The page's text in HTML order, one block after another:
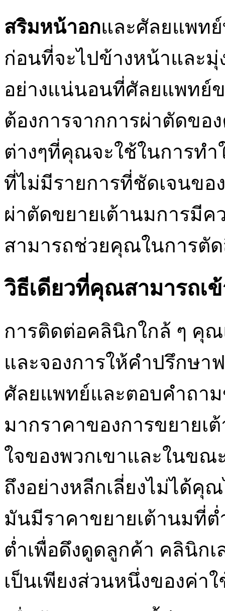
สริมหน้าอกและศัลยแพท
ก่อนที่จะไปข้างหน้าและ
อย่างแน่นอนที่ศัลยแพทย์
ต้องการจากการผ่าตัดข
ต่างๆที่คุณจะใช้ในการท
ที่ไม่มีรายการที่ชัดเจนขอ
ผ่าตัดขยายเต้านมการมีค
สามารถช่วยคุณในการตั
วิธีเดียวที่คุณสามารถเ
การติดต่อคลินิกใกล้ ๆ คุ
และจองการให้คำปรึกษ
ศัลยแพทย์และตอบคำถา
มากราคาของการขยาย
ใจของพวกเขาและในข
ถึงอย่างหลีกเลี่ยงไม่ได้คุ
มันมีราคาขยายเต้านมที่
ต่ำเพื่อดึงดูดลูกค้า คลินิก
เป็นเพียงส่วนหนึ่งของค่